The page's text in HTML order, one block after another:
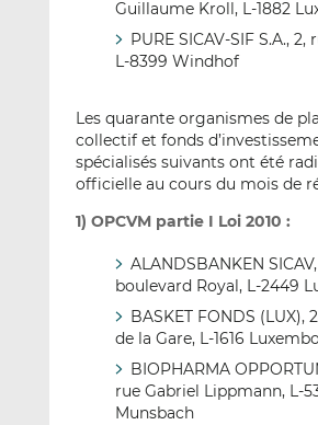
Guillaume Kroll, L-1882
PURE SICAV-SIF S.A., 2,
L-8399 Windhof
Les quarante organismes de
collectif et fonds
spécialisés suivants ont été
officielle au cours du mois de
1) OPCVM partie I Loi 2010 :
ALANDSBANKEN SICAV,
boulevard Royal, L-2449
BASKET FONDS (LUX),
de la Gare, L-1616
BIOPHARMA
rue Gabriel Lippmann, L-
Munsbach